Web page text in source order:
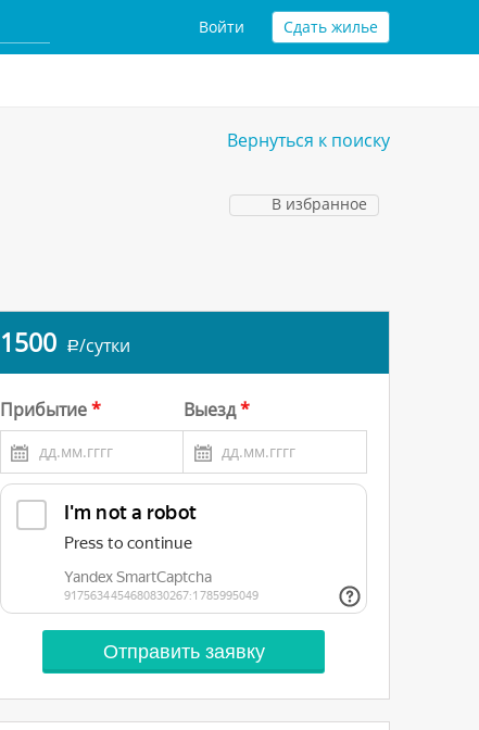
Войти Сдать жилье
Вернуться к поиску
В избранное
1500 a/сутки
Прибытие Выезд